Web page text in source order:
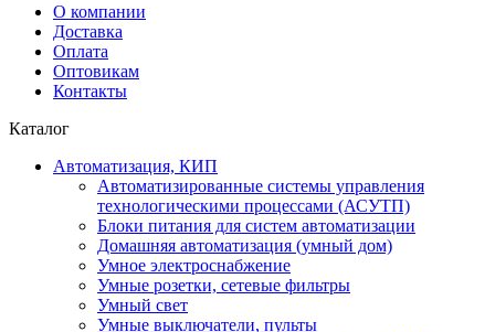
О компании
Доставка
Оплата
Оптовикам
Контакты
Каталог
Автоматизация, КИП
Автоматизированные системы управления
технологическими процессами (АСУТП)
Блоки питания для систем автоматизации
Домашняя автоматизация (умный дом)
Умное электроснабжение
Умные розетки, сетевые фильтры
Умный свет
Умные выключатели, пульты